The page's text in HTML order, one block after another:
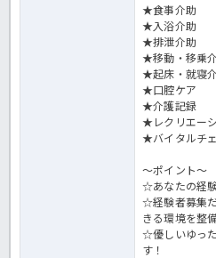
★食事介助
★入浴介助
★排泄介助
★移動・移乗
★起床・就寝
★口腔ケア
★介護記録
★レクリエー
★バイタルチ
～ポイント～
☆あなたの経
☆経験者募集
きる環境を整
☆優しいゆっ
す！